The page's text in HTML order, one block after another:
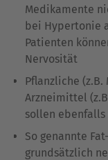
Medikamente
bei Hypertonie
Patienten
Nervosität
Pflanzliche
Arzneimittel
sollen
So genannte
grundsätzlich